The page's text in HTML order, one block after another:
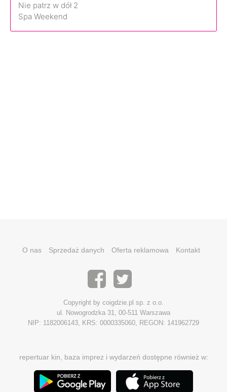
Nie patrz w dół 2
Spa Weekend
O nas Sprzedaż danych Oferta reklamowa Kontakt
Copyright by coigdzie.pl sp. z o.o.
ul. Nowogrodzka 31, 00-511 Warszawa
NIP: 1182006143, KRS: 0000335060, REGON: 141962729
repertuar kin, baza imprez i wydarzeń dostępne również w: